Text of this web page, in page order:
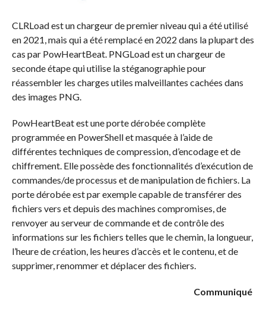
CLRLoad est un chargeur de premier niveau qui a été utilisé
en 2021, mais qui a été remplacé en 2022 dans la plupart des
cas par PowHeartBeat. PNGLoad est un chargeur de
seconde étape qui utilise la stéganographie pour
réassembler les charges utiles malveillantes cachées dans
des images PNG.
PowHeartBeat est une porte dérobée complète
programmée en PowerShell et masquée à l’aide de
différentes techniques de compression, d’encodage et de
chiffrement. Elle possède des fonctionnalités d’exécution de
commandes/de processus et de manipulation de fichiers. La
porte dérobée est par exemple capable de transférer des
fichiers vers et depuis des machines compromises, de
renvoyer au serveur de commande et de contrôle des
informations sur les fichiers telles que le chemin, la longueur,
l’heure de création, les heures d’accès et le contenu, et de
supprimer, renommer et déplacer des fichiers.
Communiqué